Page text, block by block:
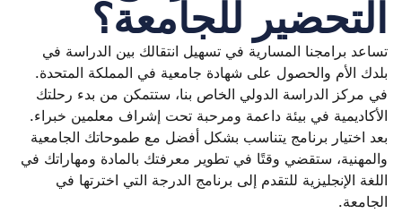
التحضير للجامعة؟
تساعد برامجنا المسارية في تسهيل انتقالك بين الدراسة في
بلدك الأم والحصول على شهادة جامعية في المملكة المتحدة.
في مركز الدراسة الدولي الخاص بنا، ستتمكن من بدء رحلتك
الأكاديمية في بيئة داعمة ومرحبة تحت إشراف معلمين خبراء.
بعد اختيار برنامج يتناسب بشكل أفضل مع طموحاتك الجامعية
والمهنية، ستقضي وقتًا في تطوير معرفتك بالمادة ومهاراتك في
اللغة الإنجليزية للتقدم إلى برنامج الدرجة التي اخترتها في
الجامعة.